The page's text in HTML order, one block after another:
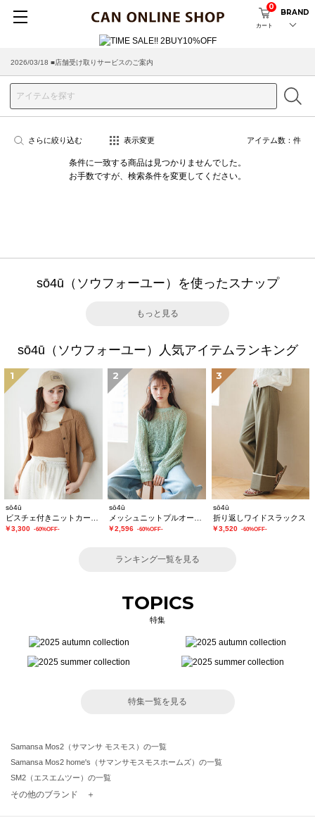
カート
0
BRAND
2026/03/18 ■店舗受け取りサービスのご案内
さらに絞り込む 表示変更 アイテム数： 件
条件に一致する商品は見つかりませんでした。
お手数ですが、検索条件を変更してください。
sō4ū（ソウフォーユー）を使ったスナップ
もっと見る
sō4ū（ソウフォーユー）人気アイテムランキング
1
sō4ū
￥3,300 -60%OFF-
2
sō4ū
￥2,596 -60%OFF-
3
sō4ū
折り返しワイドスラックス
￥3,520 -60%OFF-
ランキング一覧を見る
TOPICS
特集
特集一覧を見る
Samansa Mos2（サマンサ モスモス）の一覧
Samansa Mos2 home's（サマンサモスモスホームズ）の一覧
SM2（エスエムツー）の一覧
TSUHARU by Samansa Mos2（ツハルバイサマンサモスモス）の一覧
その他のブランド ＋